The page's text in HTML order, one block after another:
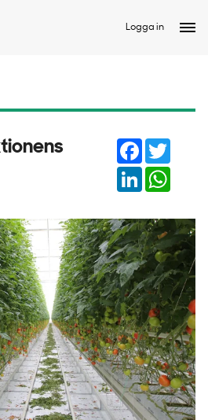
Logga in
Facebook
LinkedIn